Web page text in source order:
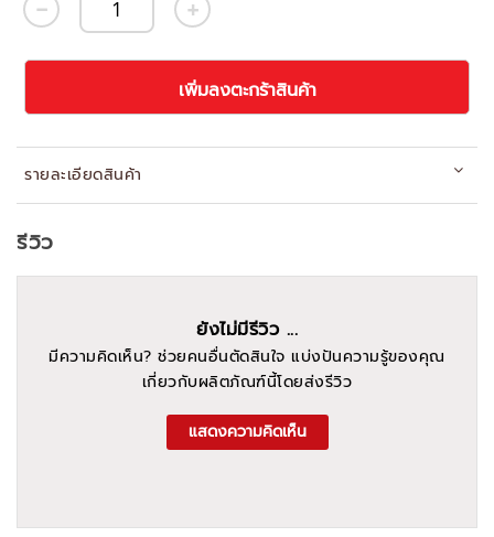
เพิ่มลงตะกร้าสินค้า
รายละเอียดสินค้า
รีวิว
ยังไม่มีรีวิว ...
มีความคิดเห็น? ช่วยคนอื่นตัดสินใจ แบ่งปันความรู้ของคุณ
เกี่ยวกับผลิตภัณฑ์นี้โดยส่งรีวิว
แสดงความคิดเห็น